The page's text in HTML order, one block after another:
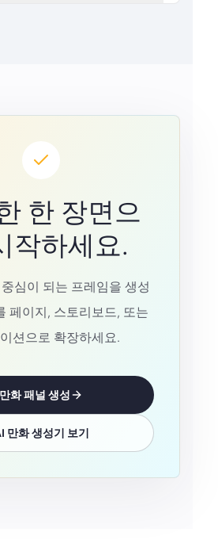
한 장면으
작하세요.
심이 되는 프레임을 생성
페이지, 스토리보드, 또는
션으로 확장하세요.
만화 패널 생성
만화 생성기 보기